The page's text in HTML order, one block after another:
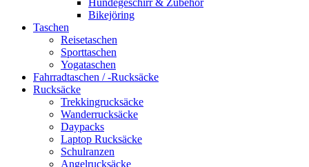
Hundegeschirr & Zubehör
Bikejöring
Taschen
Reisetaschen
Sporttaschen
Yogataschen
Fahrradtaschen / -Rucksäcke
Rucksäcke
Trekkingrucksäcke
Wanderrucksäcke
Daypacks
Laptop Rucksäcke
Schulranzen
Angelrucksäcke